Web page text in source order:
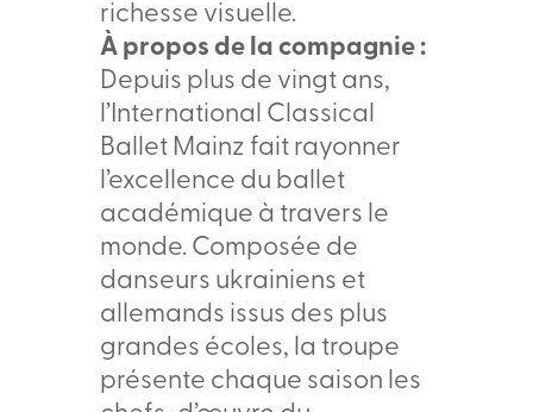
richesse visuelle.
À propos de la compagnie :
Depuis plus de vingt ans,
l’International Classical
Ballet Mainz fait rayonner
l’excellence du ballet
académique à travers le
monde. Composée de
danseurs ukrainiens et
allemands issus des plus
grandes écoles, la troupe
présente chaque saison les